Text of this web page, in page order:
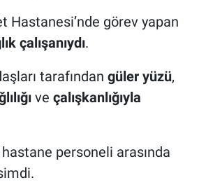
Hastanesi’nde görev yapan
çalışanıydı.
tarafından güler yüzü,
ve çalışkanlığıyla
hastane personeli arasında